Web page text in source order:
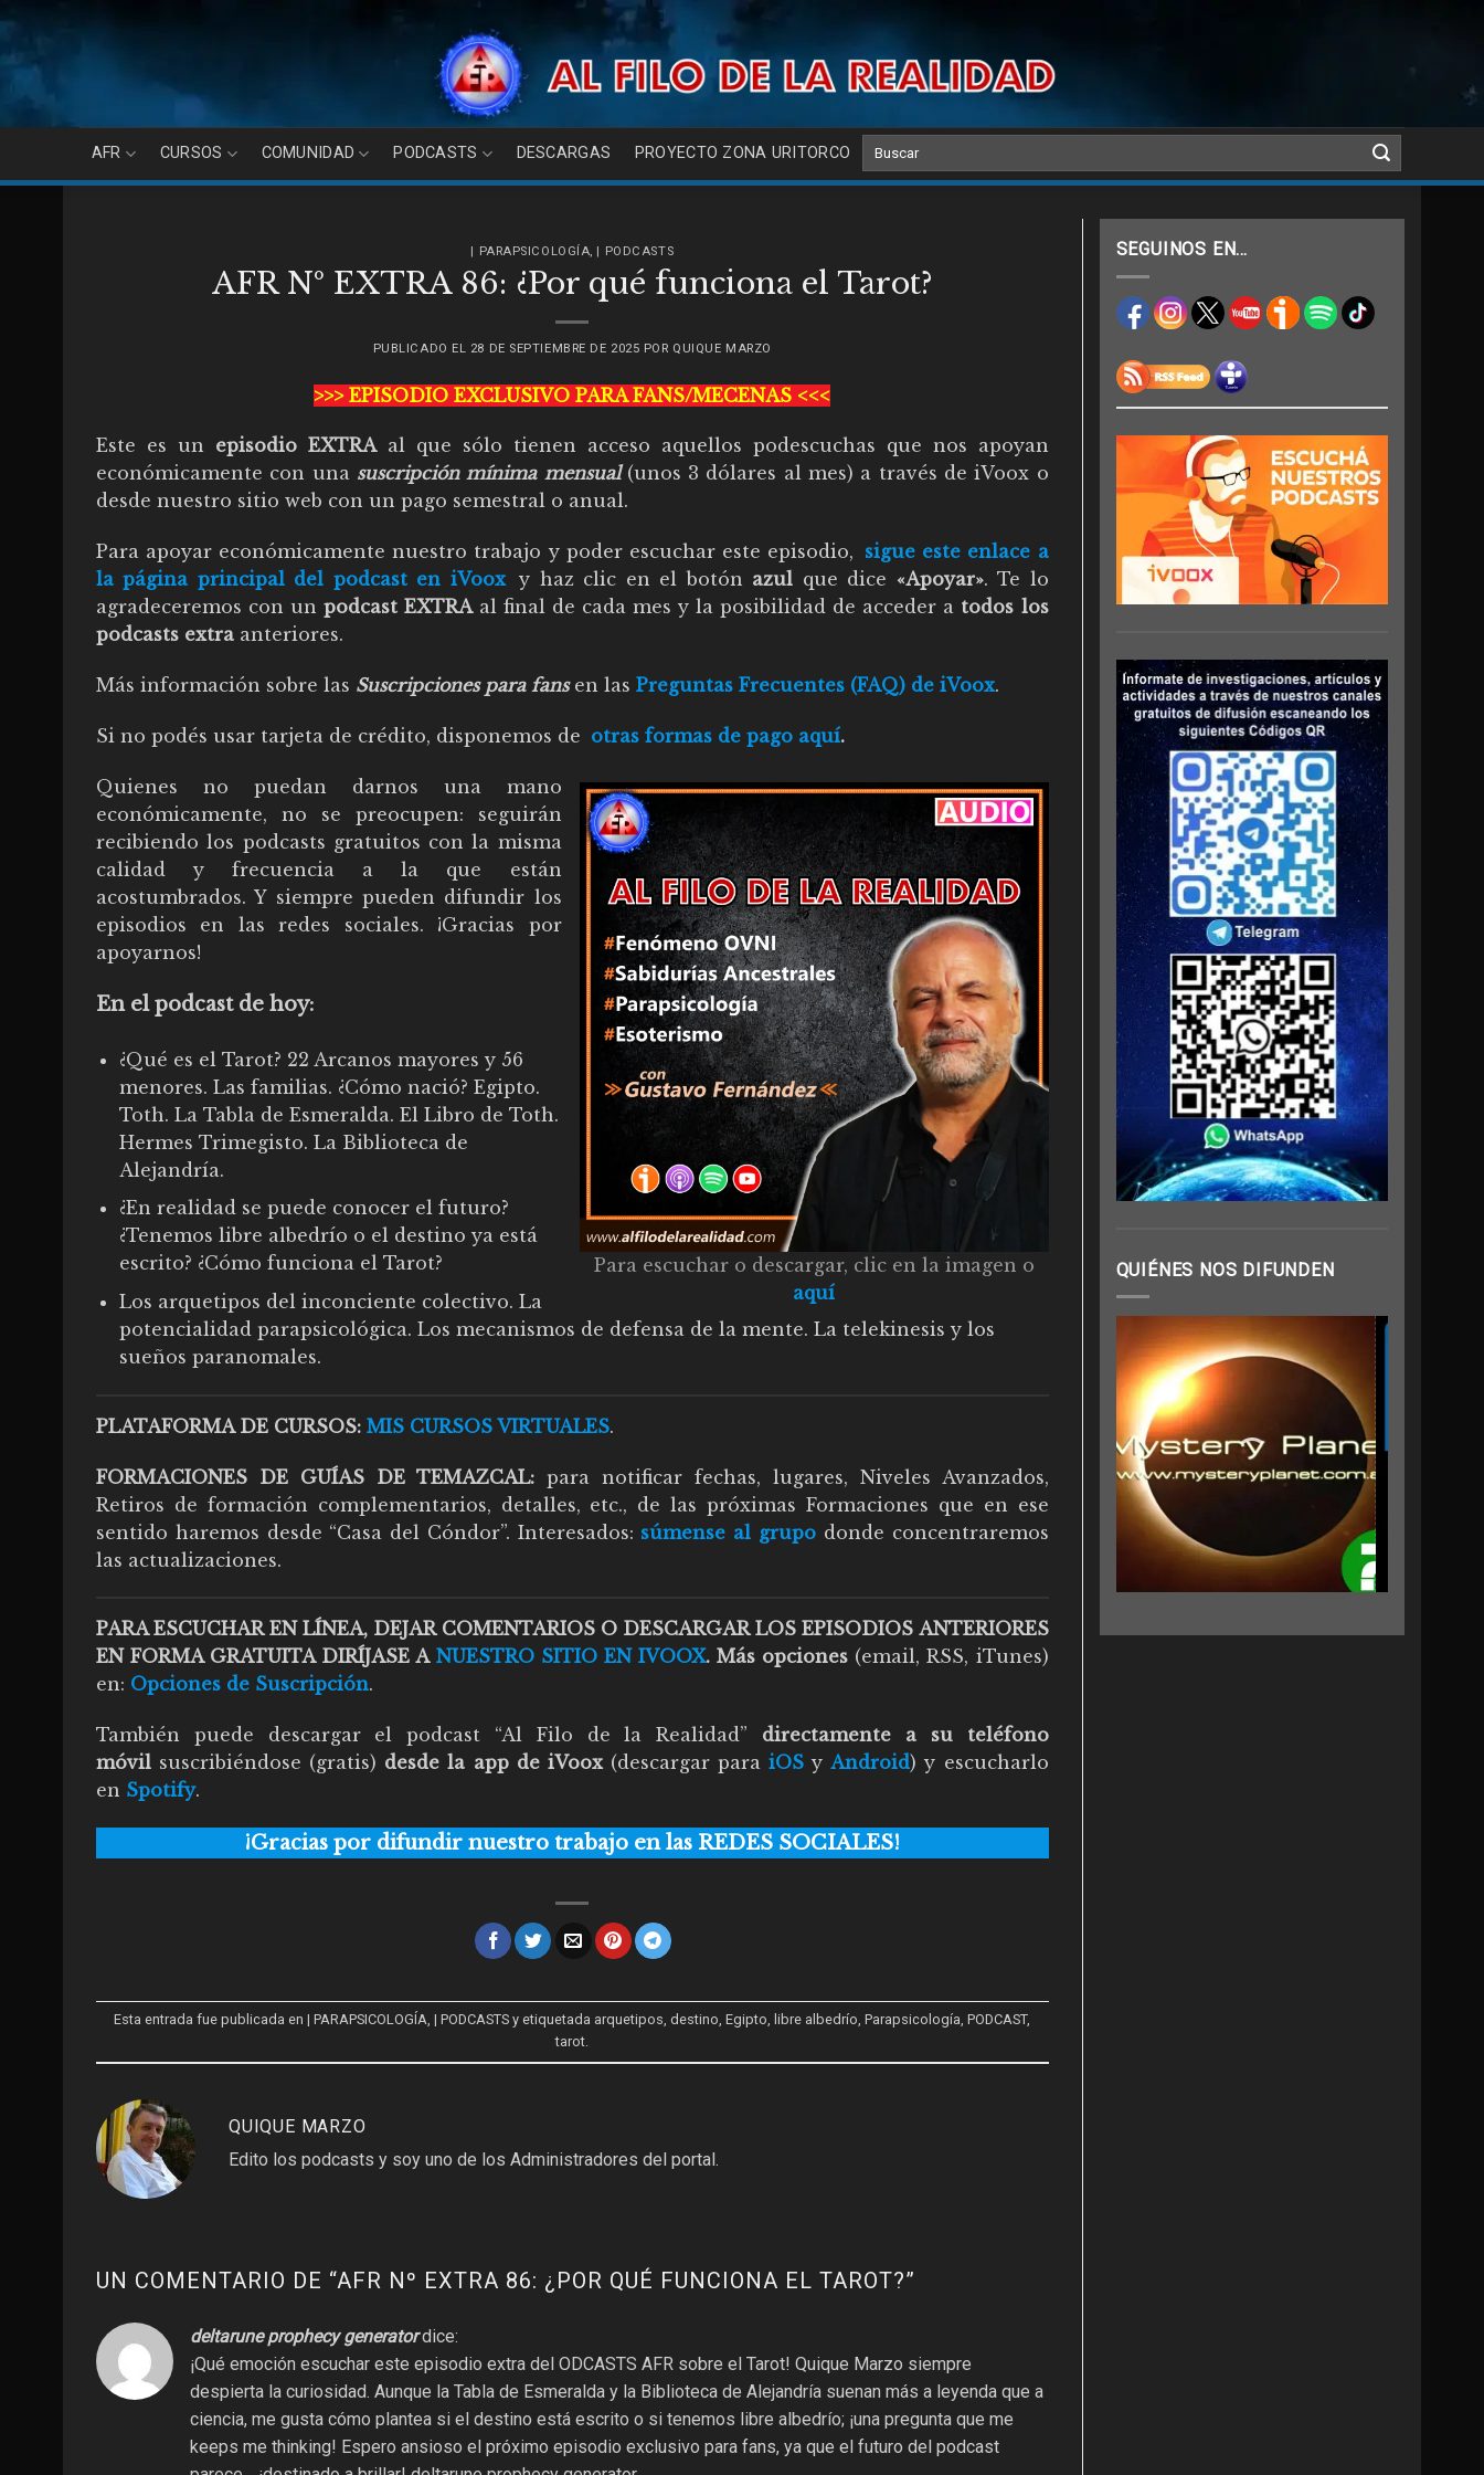
content
AFR CURSOS COMUNIDAD PODCASTS DESCARGAS PROYECTO ZONA URITORCO
| PARAPSICOLOGÍA, | PODCASTS
AFR Nº EXTRA 86: ¿Por qué funciona el Tarot?
PUBLICADO EL 28 DE SEPTIEMBRE DE 2025 POR QUIQUE MARZO
>>> EPISODIO EXCLUSIVO PARA FANS/MECENAS <<<
Este es un episodio EXTRAal que sólo tienen acceso aquellos podescuchas que nos apoyan
económicamente con una suscripción mínima mensual(unos 3 dólares al mes) a través de iVoox o
desde nuestro sitio web con un pago semestral o anual.
Para apoyar económicamente nuestro trabajo y poder escuchar este episodio, sigue este enlace a
la página principal del podcast en iVoox
y haz clic en el botón azul que dice «Apoyar». Te lo
agradeceremos con unpodcast EXTRAal final de cada mes y la posibilidad de acceder a todos los
podcasts extra anteriores.
Más información sobre las Suscripciones para fansen las Preguntas Frecuentes (FAQ) de iVoox.
Si no podés usar tarjeta de crédito, disponemos de otras formas de pago aquí.
Para escuchar o descargar, clic en la imagen o
aquí
Quienes no puedan darnos una mano
económicamente, no se preocupen: seguirán
recibiendo los podcasts gratuitos con la misma
calidad y frecuencia a la que están
acostumbrados. Y siempre pueden difundir los
episodios en las redes sociales. ¡Gracias por
apoyarnos!
En el podcast de hoy:
¿Qué es el Tarot? 22 Arcanos mayores y 56
menores. Las familias. ¿Cómo nació? Egipto.
Toth. La Tabla de Esmeralda. El Libro de Toth.
Hermes Trimegisto. La Biblioteca de
Alejandría.
¿En realidad se puede conocer el futuro?
¿Tenemos libre albedrío o el destino ya está
escrito? ¿Cómo funciona el Tarot?
Los arquetipos del inconciente colectivo. La
potencialidad parapsicológica. Los mecanismos de defensa de la mente. La telekinesis y los
sueños paranomales.
PLATAFORMA DE CURSOS: MIS CURSOS VIRTUALES.
FORMACIONES DE GUÍAS DE TEMAZCAL: para notificar fechas, lugares, Niveles Avanzados,
Retiros de formación complementarios, detalles, etc., de las próximas Formaciones que en ese
sentido haremos desde “Casa del Cóndor”. Interesados: súmense al grupodonde concentraremos
las actualizaciones.
PARA ESCUCHAR EN LÍNEA, DEJAR COMENTARIOS O DESCARGAR LOS EPISODIOS ANTERIORES
EN FORMA GRATUITA DIRÍJASE ANUESTRO SITIO EN IVOOX. Más opciones (email, RSS, iTunes)
en: Opciones de Suscripción.
También puede descargar el podcast “Al Filo de la Realidad” directamente a su teléfono
móvil suscribiéndose (gratis) desde la app de iVoox (descargar paraiOS yAndroid) y escucharlo
en Spotify.
¡Gracias por difundir nuestro trabajo en las REDES SOCIALES!
Esta entrada fue publicada en| PARAPSICOLOGÍA ,| PODCASTS y etiquetada arquetipos ,destino ,Egipto libre albedrío ,Parapsicología ,PODCAST,
tarot
QUIQUE MARZO
Edito los podcasts y soy uno de los Administradores del portal.
UN COMENTARIO DE “AFR Nº EXTRA 86: ¿POR QUÉ FUNCIONA EL TAROT?”
deltarune prophecy generator dice:
¡Qué emoción escuchar este episodio extra del ODCASTS AFR sobre el Tarot! Quique Marzo siempre
despierta la curiosidad. Aunque la Tabla de Esmeralda y la Biblioteca de Alejandría suenan más a leyenda que a
ciencia, me gusta cómo plantea si el destino está escrito o si tenemos libre albedrío; ¡una pregunta que me
keeps me thinking! Espero ansioso el próximo episodio exclusivo para fans, ya que el futuro del podcast
SEGUINOS EN…
QUIÉNES NOS DIFUNDEN